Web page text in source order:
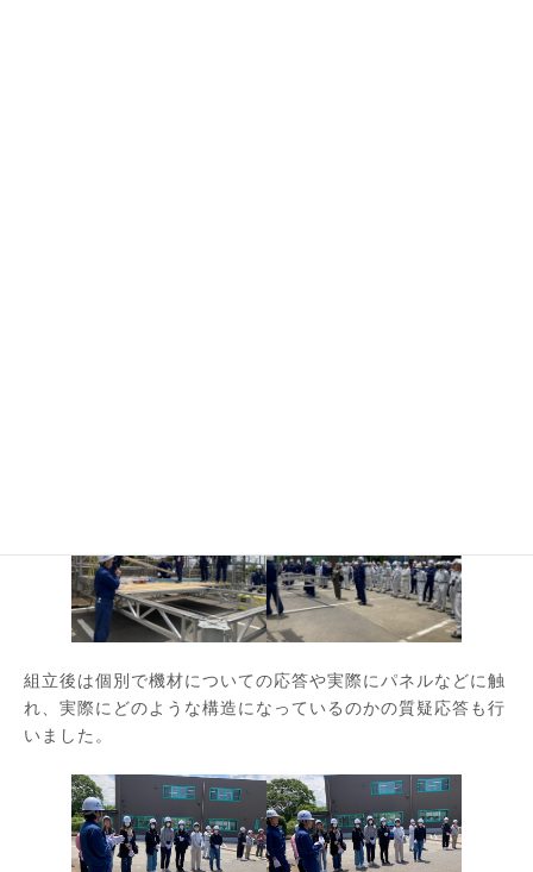
組立後は個別で機材についての応答や実際にパネルなどに触
れ、実際にどのような構造になっているのかの質疑応答も行
いました。